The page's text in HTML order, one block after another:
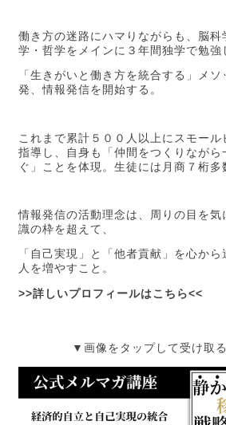
働き方の迷路にハマりながらも、脳科
学・哲学をメインに３年間独学で勉強
「生きがいと働き方を統合する」メソ
発、情報発信を開始する。
これまで累計５００人以上にスモール
指導し、自身も「仲間をつくりながら
ぐ」ことを体現。生徒には月商７桁多
情報発信の活動理念は、周りの目を気
識の枠を超えて、
「自己実現」と「他者貢献」を心から
人を増やすこと。
>>詳しいプロフィールはこちら<<
▼画像をタップして受け取る